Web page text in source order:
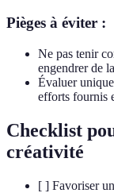
Pièges à éviter :
Ne pas tenir
engendrer de
Évaluer
efforts fournis
Checklist
créativité
[ ] Favoriser